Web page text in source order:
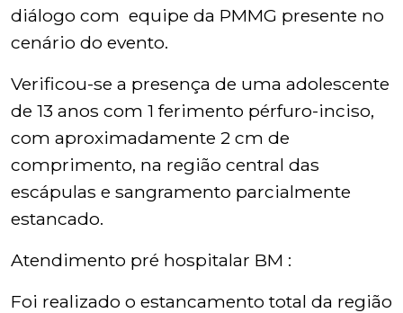
diálogo com equipe da PMMG presente no
cenário do evento.
Verificou-se a presença de uma adolescente
de 13 anos com 1 ferimento pérfuro-inciso,
com aproximadamente 2 cm de
comprimento, na região central das
escápulas e sangramento parcialmente
estancado.
Atendimento pré hospitalar BM :
Foi realizado o estancamento total da região